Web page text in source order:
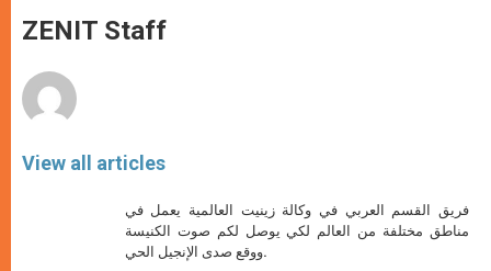
p
p
g
e
o
k
ZENIT Staff
View all articles
فريق القسم العربي في وكالة زينيت العالمية يعمل في
مناطق مختلفة من العالم لكي يوصل لكم صوت الكنيسة
ووقع صدى الإنجيل الحي.